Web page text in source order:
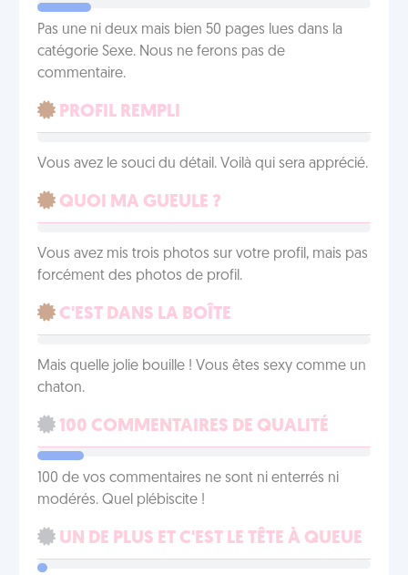
Pas une ni deux mais bien 50 pages lues dans la
catégorie Sexe. Nous ne ferons pas de
commentaire.
PROFIL REMPLI
Vous avez le souci du détail. Voilà qui sera apprécié.
QUOI MA GUEULE ?
Vous avez mis trois photos sur votre profil, mais pas
forcément des photos de profil.
C'EST DANS LA BOÎTE
Mais quelle jolie bouille ! Vous êtes sexy comme un
chaton.
100 COMMENTAIRES DE QUALITÉ
100 de vos commentaires ne sont ni enterrés ni
modérés. Quel plébiscite !
UN DE PLUS ET C'EST LE TÊTE À QUEUE